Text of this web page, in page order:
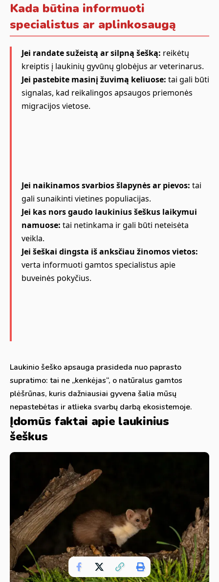
Kada būtina informuoti
specialistus ar aplinkosaugą
Jei randate sužeistą ar silpną šešką: reikėtų
kreiptis į laukinių gyvūnų globėjus ar veterinarus.
Jei pastebite masinį žuvimą keliuose: tai gali būti
signalas, kad reikalingos apsaugos priemonės
migracijos vietose.
Jei naikinamos svarbios šlapynės ar pievos: tai
gali sunaikinti vietines populiacijas.
Jei kas nors gaudo laukinius šeškus laikymui
namuose: tai netinkama ir gali būti neteisėta
veikla.
Jei šeškai dingsta iš anksčiau žinomos vietos:
verta informuoti gamtos specialistus apie
buveinės pokyčius.
Laukinio šeško apsauga prasideda nuo paprasto
supratimo: tai ne „kenkėjas“, o natūralus gamtos
plėšrūnas, kuris dažniausiai gyvena šalia mūsų
nepastebėtas ir atlieka svarbų darbą ekosistemoje.
Įdomūs faktai apie laukinius
šeškus